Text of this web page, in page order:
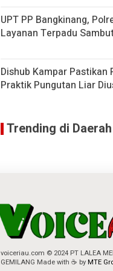
UPT PP Bangkinang,
Layanan Terpadu
Dishub Kampar
Praktik Pungutan Liar
Trending di Daerah
voiceriau.com © 2024 PT LALEA
GEMILANG Made with ☕ by MTE